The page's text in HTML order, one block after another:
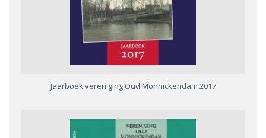
Jaarboek vereniging Oud Monnickendam 2017